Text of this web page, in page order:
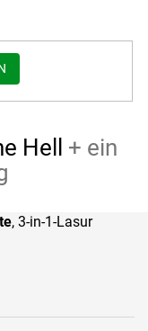
Hell + ein
, 3-in-1-Lasur